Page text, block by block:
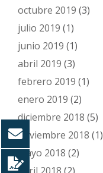
octubre 2019 (3)
julio 2019 (1)
junio 2019 (1)
abril 2019 (3)
febrero 2019 (1)
enero 2019 (2)
diciembre 2018 (5)
noviembre 2018 (1)
mayo 2018 (2)